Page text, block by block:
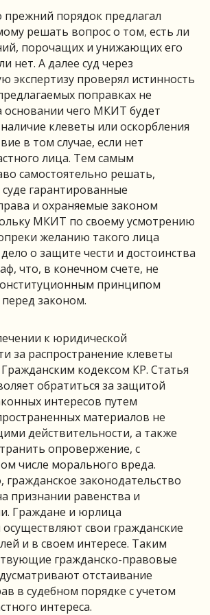
порядок предлагал
решать вопрос о том, есть ли
порочащих и унижающих его
нет. А далее суд через
экспертизу проверял истинность
поправках не
основании чего МКИТ будет
клеветы или оскорбления
в том случае, если нет
лица. Тем самым
самостоятельно решать,
гарантированные
и охраняемые законом
МКИТ по своему усмотрению
желанию такого лица
о защите чести и достоинства
что, в конечном счете, не
принципом
перед законом.
к юридической
за распространение клеветы
кодексом КР. Статья
обратиться за защитой
интересов путем
материалов не
действительности, а также
опровержение, с
числе морального вреда.
гражданское законодательство
признании равенства и
Граждане и юрлица
свои гражданские
и в своем интересе. Таким
гражданско-правовые
отстаивание
в судебном порядке с учетом
интереса.